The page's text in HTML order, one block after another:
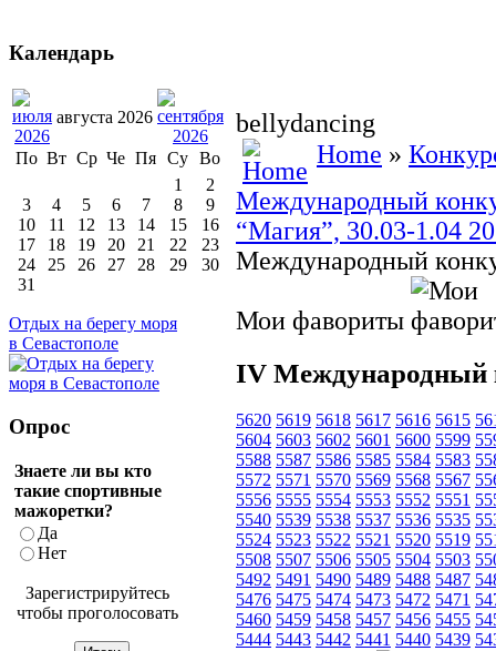
bellydancing
Home »
Международный
“Магия”, 30.03-1.04
Международный
Мои фавориты
IV Международный
5620 5619 5618 5617 5616 5615
5604 5603 5602 5601 5600 5599
5588 5587 5586 5585 5584 5583
5572 5571 5570 5569 5568 5567
5556 5555 5554 5553 5552 5551
5540 5539 5538 5537 5536 5535
5524 5523 5522 5521 5520 5519
5508 5507 5506 5505 5504 5503
5492 5491 5490 5489 5488 5487
5476 5475 5474 5473 5472 5471
5460 5459 5458 5457 5456 5455
5444 5443 5442 5441 5440 5439
Календарь
августа 2026
По Вт Ср Че Пя Су Во
1
2
3
4 5 6 7 8
9
10
11 12 13 14 15
16
17
18 19 20 21 22
23
24
25 26 27 28 29
30
31
Отдых на берегу моря
в Севастополе
Опрос
Знаете ли вы кто
такие спортивные
мажоретки?
Да
Нет
Зарегистрируйтесь
чтобы проголосовать